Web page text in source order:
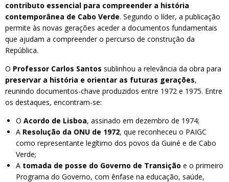
contributo essencial para compreender a história
contemporânea de Cabo Verde. Segundo o líder, a publicação
permite às novas gerações aceder a documentos fundamentais
que ajudam a compreender o percurso de construção da
República.
O Professor Carlos Santos sublinhou a relevância da obra para
preservar a história e orientar as futuras gerações,
reunindo documentos-chave produzidos entre 1972 e 1975. Entre
os destaques, encontram-se:
O Acordo de Lisboa, assinado em dezembro de 1974;
A Resolução da ONU de 1972, que reconheceu o PAIGC
como representante legítimo dos povos da Guiné e de Cabo
Verde;
A tomada de posse do Governo de Transição e o primeiro
Programa do Governo, com ênfase na educação, saúde,